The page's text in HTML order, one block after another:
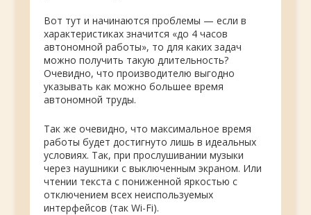
Вот тут и начинаются проблемы — если в
характеристиках значится «до 4 часов
автономной работы», то для каких задач
можно получить такую длительность?
Очевидно, что производителю выгодно
указывать как можно большее время
автономной труды.
Так же очевидно, что максимальное время
работы будет достигнуто лишь в идеальных
условиях. Так, при прослушивании музыки
через наушники с выключенным экраном. Или
чтении текста с пониженной яркостью с
отключением всех неиспользуемых
интерфейсов (так Wi-Fi).